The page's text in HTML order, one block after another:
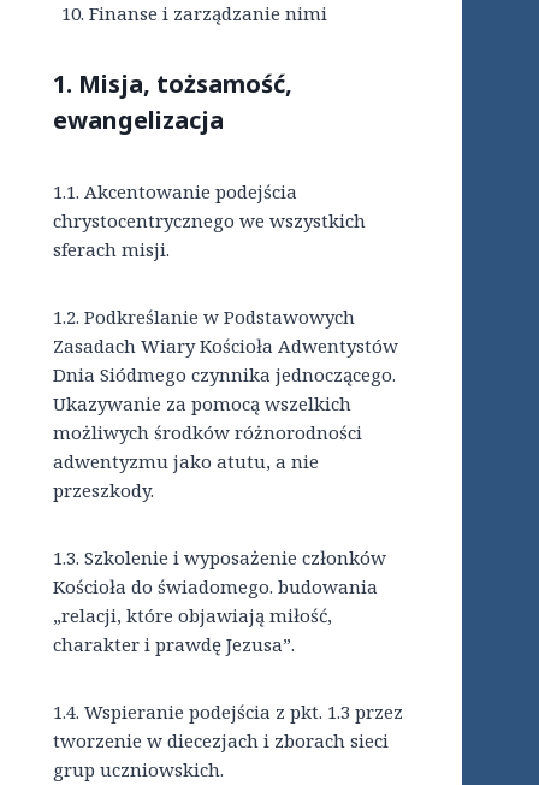
Finanse i zarządzanie nimi
1. Misja, tożsamość,
ewangelizacja
1.1. Akcentowanie podejścia
chrystocentrycznego we wszystkich
sferach misji.
1.2. Podkreślanie w Podstawowych
Zasadach Wiary Kościoła Adwentystów
Dnia Siódmego czynnika jednoczącego.
Ukazywanie za pomocą wszelkich
możliwych środków różnorodności
adwentyzmu jako atutu, a nie
przeszkody.
1.3. Szkolenie i wyposażenie członków
Kościoła do świadomego. budowania
„relacji, które objawiają miłość,
charakter i prawdę Jezusa”.
1.4. Wspieranie podejścia z pkt. 1.3 przez
tworzenie w diecezjach i zborach sieci
grup uczniowskich.